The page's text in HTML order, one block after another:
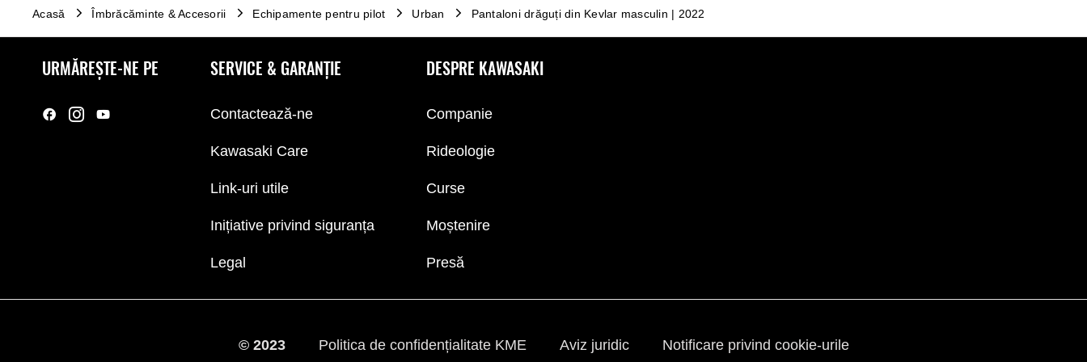
Acasă Îmbrăcăminte & Accesorii Echipamente pentru pilot Urban Pantaloni drăguți din Kevlar masculin | 2022
URMĂREȘTE-NE PE SERVICE & GARANȚIE
Contactează-ne
Kawasaki Care
Link-uri utile
Inițiative privind siguranța
Legal
DESPRE KAWASAKI
Companie
Rideologie
Curse
Moștenire
Presă
© 2023 Politica de confidențialitate KME Aviz juridic Notificare privind cookie-urile